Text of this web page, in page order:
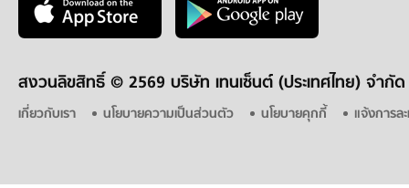
สงวนลิขสิทธิ์ © 2569 บริษัท เทนเซ็นต์ (ประเทศไทย) จำกัด
เกี่ยวกับเรา นโยบายความเป็นส่วนตัว นโยบายคุกกี้ แจ้งการล